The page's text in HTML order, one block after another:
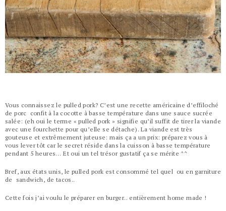
Vous connaissez le pulled pork? C’est une recette américaine d’effiloché
de porc confit à la cocotte à basse température dans une sauce sucrée
salée: (eh oui le terme « pulled pork » signifie qu’il suffit de tirer la viande
avec une fourchette pour qu’elle se détache). La viande est très
gouteuse et extrêmement juteuse: mais ça a un prix: préparez vous à
vous lever tôt car le secret réside dans la cuisson à basse température
pendant 5 heures… Et oui un tel trésor gustatif ça se mérite ^^
Bref, aux états unis, le pulled pork est consommé tel quel ou en garniture
de sandwich, de tacos..
Cette fois j’ai voulu le préparer en burger.. entièrement home made !